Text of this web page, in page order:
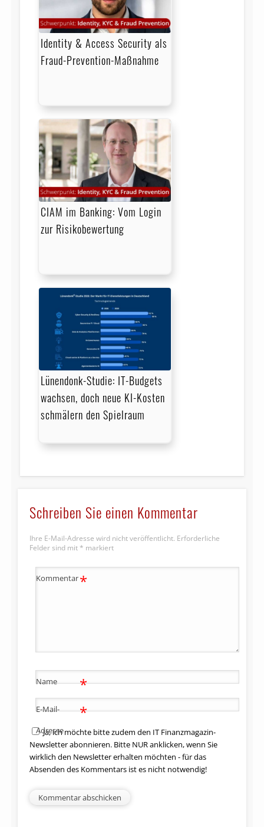
Identity & Access Security als
Fraud-Prevention-Maßnahme
CIAM im Banking: Vom Login
zur Risikobewertung
Lünendonk-Studie: IT-Budgets
wachsen, doch neue KI-Kosten
schmälern den Spielraum
Schreiben Sie einen Kommentar
Ihre E-Mail-Adresse wird nicht veröffentlicht. Erforderliche
Felder sind mit * markiert
Kommentar*
Name *
E-Mail-
Adresse
*
Ja, ich möchte bitte zudem den IT Finanzmagazin-
Newsletter abonnieren. Bitte NUR anklicken, wenn Sie
wirklich den Newsletter erhalten möchten - für das
Absenden des Kommentars ist es nicht notwendig!